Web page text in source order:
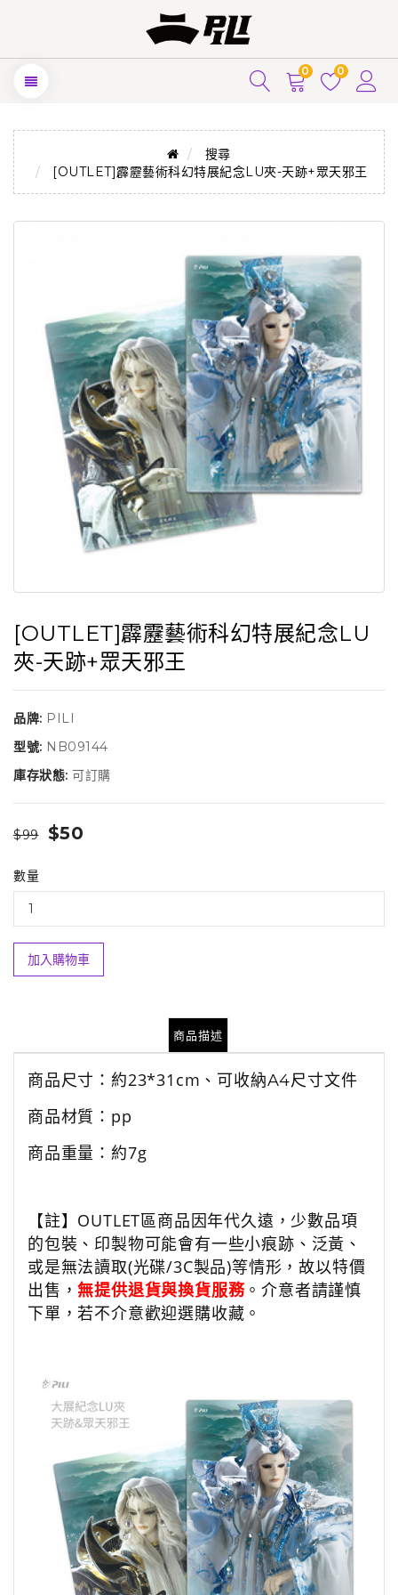
0 0
搜尋
[OUTLET]霹靂藝術科幻特展紀念LU夾-天跡+眾天邪王
[OUTLET]霹靂藝術科幻特展紀念LU
夾-天跡+眾天邪王
品牌: PILI
型號: NB09144
庫存狀態: 可訂購
$99 $50
數量
加入購物車
商品描述
商品尺寸：約23*31cm、 可收納A4尺寸文件
商品材質：pp
商品重量：約7g
【註】OUTLET區商品因年代久遠，少數品項
的包裝、印製物可能會有一些小痕跡、泛黃、
或是無法讀取(光碟/3C製品)等情形，故以特價
出售，無提供退貨與換貨服務。介意者請謹慎
下單，若不介意歡迎選購收藏。